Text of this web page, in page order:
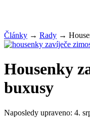
Články → Rady →
Housenky
buxusy
Naposledy upraveno: 4.